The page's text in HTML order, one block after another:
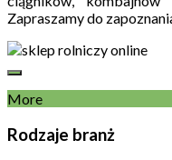
Zapraszamy do
More
Rodzaje branż